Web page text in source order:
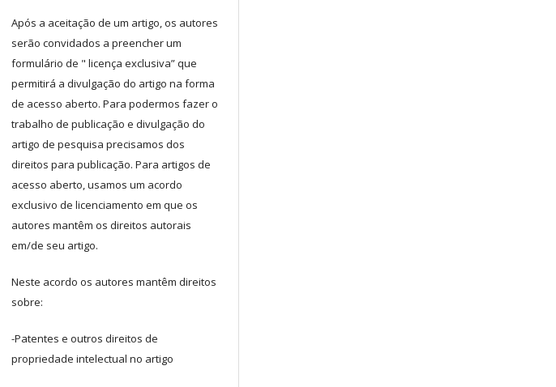
Após a aceitação de um artigo, os autores
serão convidados a preencher um
formulário de " licença exclusiva” que
permitirá a divulgação do artigo na forma
de acesso aberto. Para podermos fazer o
trabalho de publicação e divulgação do
artigo de pesquisa precisamos dos
direitos para publicação. Para artigos de
acesso aberto, usamos um acordo
exclusivo de licenciamento em que os
autores mantêm os direitos autorais
em/de seu artigo.
Neste acordo os autores mantêm direitos
sobre:
-Patentes e outros direitos de
propriedade intelectual no artigo